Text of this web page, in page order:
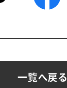
一覧へ戻る